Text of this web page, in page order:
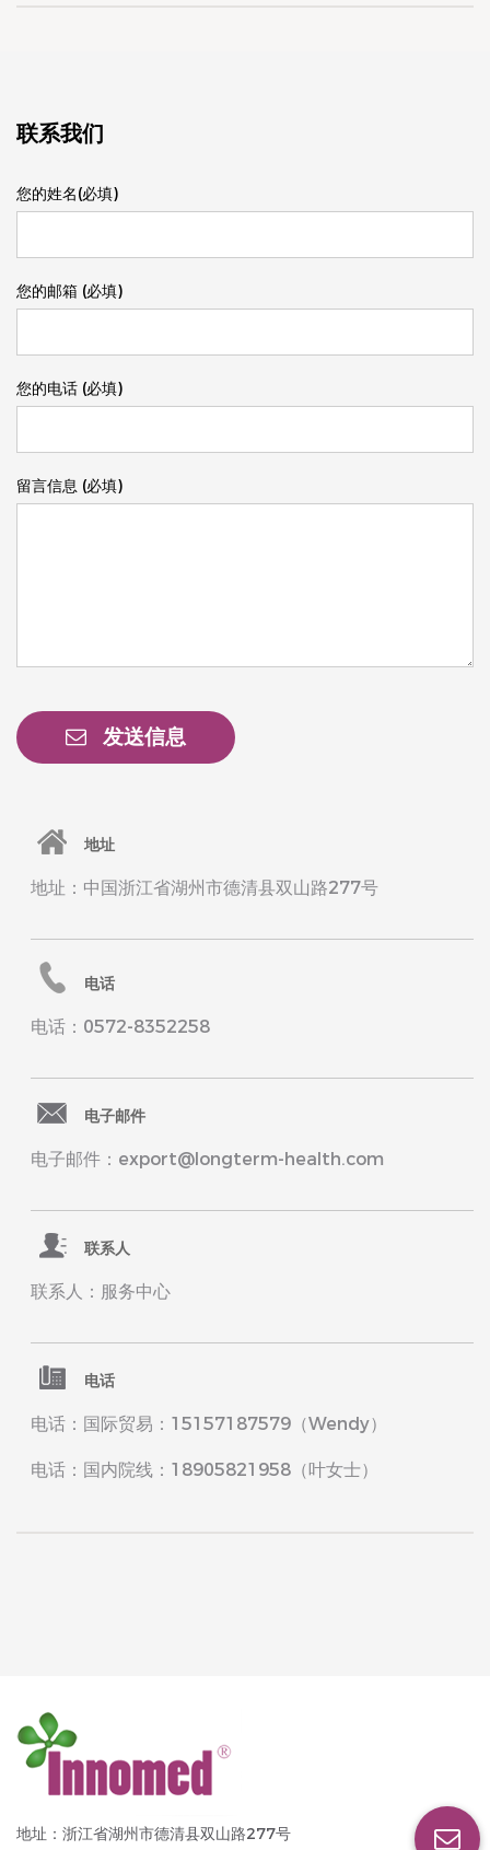
联系我们
您的姓名(必填)
您的邮箱 (必填)
您的电话 (必填)
留言信息 (必填)
发送信息
地址
地址：中国浙江省湖州市德清县双山路277号
电话
电话：0572-8352258
电子邮件
电子邮件：export@longterm-health.com
联系人
联系人：服务中心
电话
电话：国际贸易：15157187579（Wendy）
电话：国内院线：18905821958（叶女士）
地址：浙江省湖州市德清县双山路277号